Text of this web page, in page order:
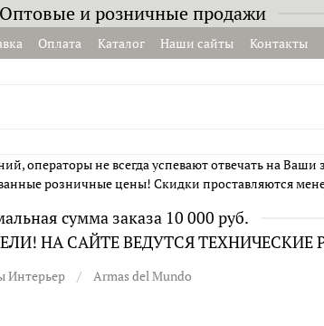
и розничные продажи
Оплата Каталог Наши сайты Контакты
операторы не всегда успевают отвечать на Ваши
розничные цены! Скидки проставляются
сумма заказа 10 000 руб.
НА САЙТЕ ВЕДУТСЯ ТЕХНИЧЕСКИЕ
Интерьер Armas del Mundo